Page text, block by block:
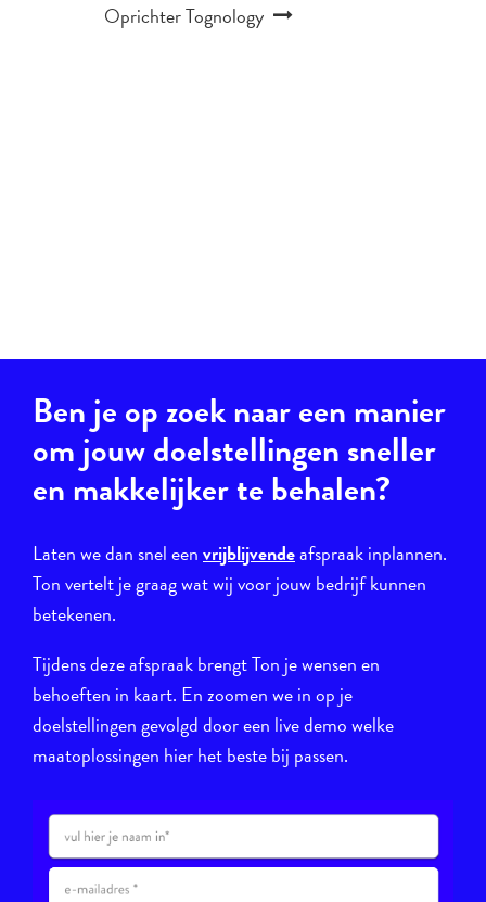
Oprichter Tognology
Ben je op zoek naar een manier
om jouw doelstellingen sneller
en makkelijker te behalen?
Laten we dan snel eenvrijblijvendeafspraak inplannen.
Ton vertelt je graag wat wij voor jouw bedrijf kunnen
betekenen.
Tijdens deze afspraak brengt Ton je wensen en
behoeften in kaart. En zoomen we in op je
doelstellingen gevolgd door een live demo welke
maatoplossingen hier het beste bij passen.